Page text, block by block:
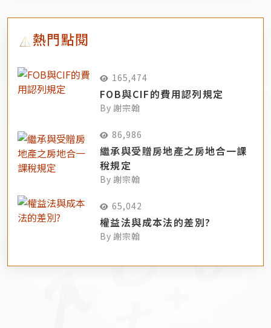
熱門點閱
165,474
FOB與CIF的費用認列規定
By 謝宗翰
86,986
繼承與受贈房地產之房地合一課
稅規定
By 謝宗翰
65,042
權益法與成本法的差別?
By 謝宗翰